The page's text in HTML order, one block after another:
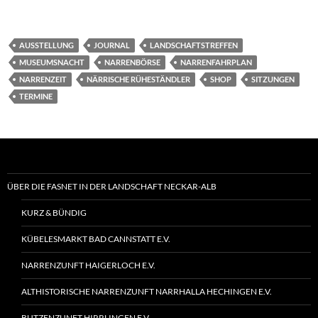
AUSSTELLUNG JOURNAL
LANDSCHAFTSTREFFEN
MUSEUMSNACHT
NARRENBÖRSE
NARRENFAHRPLAN
NARRENZEIT
NÄRRISCHE RÜHESTÄNDLER SHOP
SITZUNGEN
TERMINE
ÜBER DIE FASNET IN DER LANDSCHAFT NECKAR-ALB
KURZ & BÜNDIG
KÜBELESMARKT BAD CANNSTATT E.V.
NARRENZUNFT HAIGERLOCH E.V.
ALTHISTORISCHE NARRENZUNFT NARRHALLA HECHINGEN E.V.